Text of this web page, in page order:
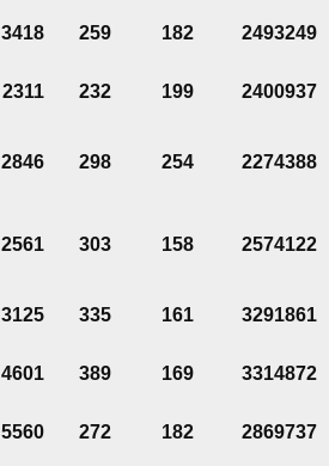
3418 259 182 2493249
2311 232 199 2400937
2846 298 254 2274388
2561 303 158 2574122
3125 335 161 3291861
4601 389 169 3314872
5560 272 182 2869737